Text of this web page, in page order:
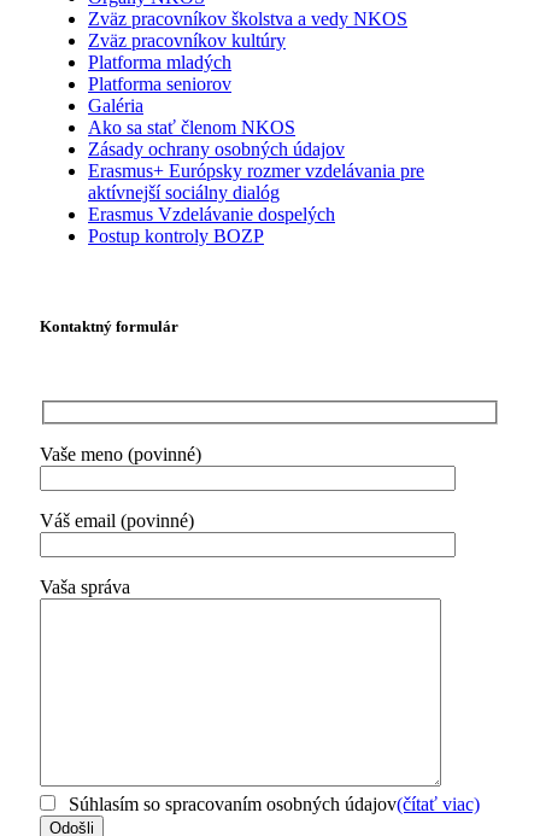
Zväz pracovníkov školstva a vedy NKOS
Zväz pracovníkov kultúry
Platforma mladých
Platforma seniorov
Galéria
Ako sa stať členom NKOS
Zásady ochrany osobných údajov
Erasmus+ Európsky rozmer vzdelávania pre
aktívnejší sociálny dialóg
Erasmus Vzdelávanie dospelých
Postup kontroly BOZP
Kontaktný formulár
Vaše meno (povinné)
Váš email (povinné)
Vaša správa
Súhlasím so spracovaním osobných údajov(čítať viac)